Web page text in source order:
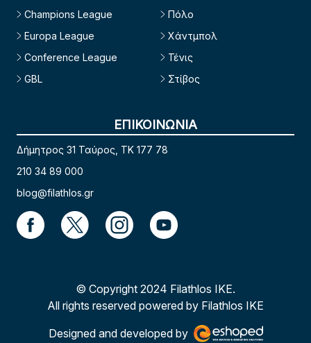
Champions League
Europa League
Conference League
GBL
Πόλο
Χάντμπολ
Τένις
Στίβος
ΕΠΙΚΟΙΝΩΝΙΑ
Δήμητρος 31 Ταύρος, TK 177 78
210 34 89 000
blog@filathlos.gr
© Copyright 2024 Filathlos ΙΚΕ.
All rights reserved powered by Filathlos ΙΚΕ
Designed and developed by